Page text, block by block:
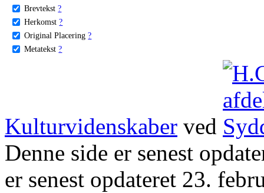
Brevtekst ?
Herkomst ?
Original Placering ?
Metatekst ?
Kulturvidenskaber ved
Denne side er senest
er senest opdateret 23.